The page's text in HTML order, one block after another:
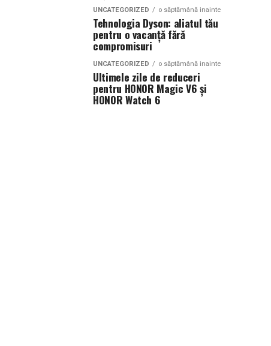
UNCATEGORIZED o săptămână inainte
Tehnologia Dyson: aliatul tău
pentru o vacanță fără
compromisuri
UNCATEGORIZED o săptămână inainte
Ultimele zile de reduceri
pentru HONOR Magic V6 și
HONOR Watch 6